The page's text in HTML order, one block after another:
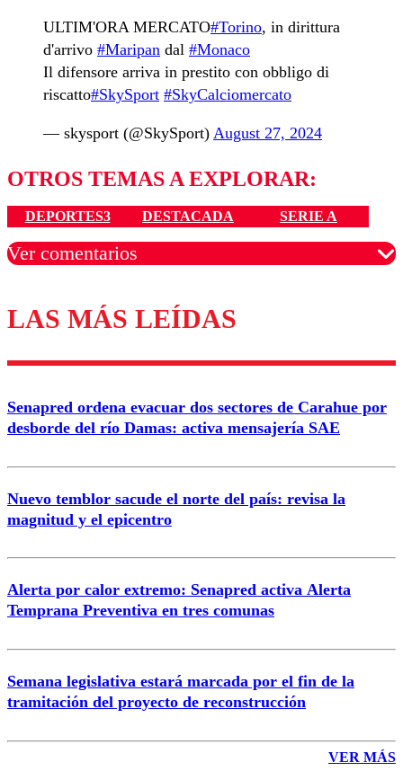
ULTIM'ORA MERCATO#Torino, in dirittura
d'arrivo #Maripan dal #Monaco
Il difensore arriva in prestito con obbligo di
riscatto#SkySport #SkyCalciomercato
— skysport (@SkySport) August 27, 2024
OTROS TEMAS A EXPLORAR:
DEPORTES3 DESTACADA SERIE A
Ver comentarios
Los comentarios son moderados para garantizar un
diálogo respetuoso.
Correo
LAS MÁS LEÍDAS
Senapred ordena evacuar dos sectores de Carahue por
desborde del río Damas: activa mensajería SAE
Nuevo temblor sacude el norte del país: revisa la
magnitud y el epicentro
Alerta por calor extremo: Senapred activa Alerta
Temprana Preventiva en tres comunas
Semana legislativa estará marcada por el fin de la
tramitación del proyecto de reconstrucción
VER MÁS